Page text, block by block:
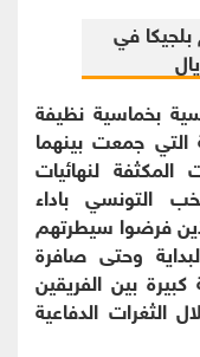
بخماسية نظيفة
جمعت بينهما
لنهائيات
التونسي باداء
فرضوا سيطرتهم
وحتى صافرة
بين الفريقين
الدفاعية